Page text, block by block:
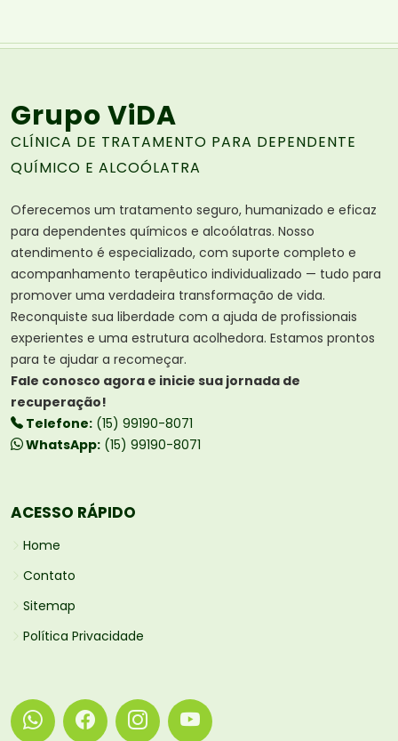
Grupo ViDA
CLÍNICA DE TRATAMENTO PARA DEPENDENTE
QUÍMICO E ALCOÓLATRA
Oferecemos um tratamento seguro, humanizado e eficaz
para dependentes químicos e alcoólatras. Nosso
atendimento é especializado, com suporte completo e
acompanhamento terapêutico individualizado — tudo para
promover uma verdadeira transformação de vida.
Reconquiste sua liberdade com a ajuda de profissionais
experientes e uma estrutura acolhedora. Estamos prontos
para te ajudar a recomeçar.
Fale conosco agora e inicie sua jornada de
recuperação!
Telefone: (15) 99190-8071
WhatsApp: (15) 99190-8071
ACESSO RÁPIDO
Home
Contato
Sitemap
Política Privacidade